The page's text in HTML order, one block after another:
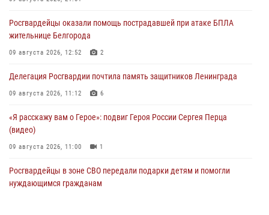
Росгвардейцы оказали помощь пострадавшей при атаке БПЛА
жительнице Белгорода
09 августа 2026, 12:52 2
Делегация Росгвардии почтила память защитников Ленинграда
09 августа 2026, 11:12 6
«Я расскажу вам о Герое»: подвиг Героя России Сергея Перца
(видео)
09 августа 2026, 11:00 1
Росгвардейцы в зоне СВО передали подарки детям и помогли
нуждающимся гражданам